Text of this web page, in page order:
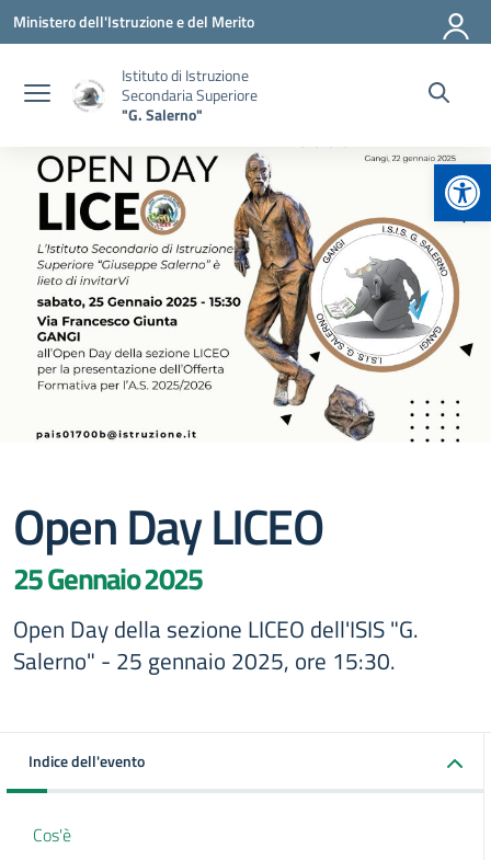
Vai ai contenuti
Vai al menu di navigazione
Vai al footer
Ministero dell'Istruzione e del Merito
Istituto di Istruzione
Secondaria Superiore
"G. Salerno"
Open Day LICEO
25 Gennaio 2025
Open Day della sezione LICEO dell'ISIS "G.
Salerno" - 25 gennaio 2025, ore 15:30.
Indice dell'evento
Cos'è